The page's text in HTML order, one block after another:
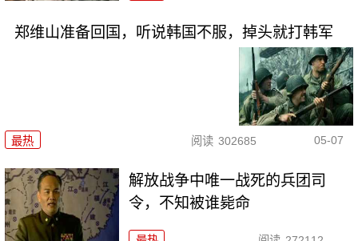
郑维山准备回国，听说韩国不服，掉头就打韩军
最热 阅读 302685 05-07
解放战争中唯一战死的兵团司
令，不知被谁毙命